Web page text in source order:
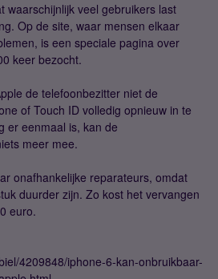
waarschijnlijk veel gebruikers last
Op de site, waar mensen elkaar
is een speciale pagina over
keer bezocht.
de telefoonbezitter niet de
of Touch ID volledig opnieuw in te
er eenmaal is, kan de
meer mee.
onafhankelijke reparateurs, omdat
duurder zijn. Zo kost het vervangen
euro.
4209848/iphone-6-kan-onbruikbaar-